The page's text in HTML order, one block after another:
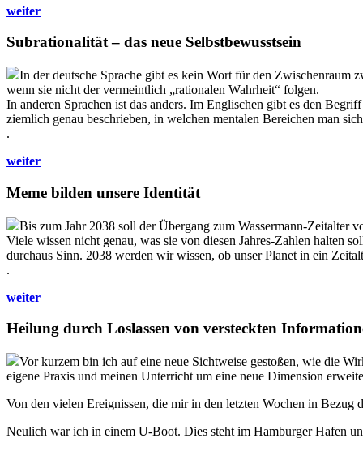
weiter
Subrationalität – das neue Selbstbewusstsein
In der deutsche Sprache gibt es kein Wort für den Zwischenraum
wenn sie nicht der vermeintlich „rationalen Wahrheit“ folgen.
In anderen Sprachen ist das anders. Im Englischen gibt es den
ziemlich genau beschrieben, in welchen mentalen Bereichen man
.
weiter
Meme bilden unsere Identität
Bis zum Jahr 2038 soll der Übergang zum Wassermann-Zeitalter
Viele wissen nicht genau, was sie von diesen Jahres-Zahlen halten
durchaus Sinn. 2038 werden wir wissen, ob unser Planet in ein
.
weiter
Heilung durch Loslassen von versteckten
Vor kurzem bin ich auf eine neue Sichtweise gestoßen, wie die
eigene Praxis und meinen Unterricht um eine neue Dimension
Von den vielen Ereignissen, die mir in den letzten Wochen in Bezug
Neulich war ich in einem U-Boot. Dies steht im Hamburger Hafen